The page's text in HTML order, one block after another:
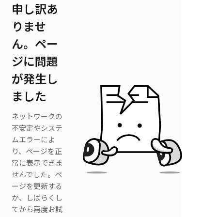
申し訳あ
りませ
ん。ペー
ジに問題
が発生し
ました
ネットワークの
不安定やシステ
ムエラーによ
り、ページを正
常に表示できま
せんでした。ペ
ージを更新する
か、しばらくし
てから再度お試